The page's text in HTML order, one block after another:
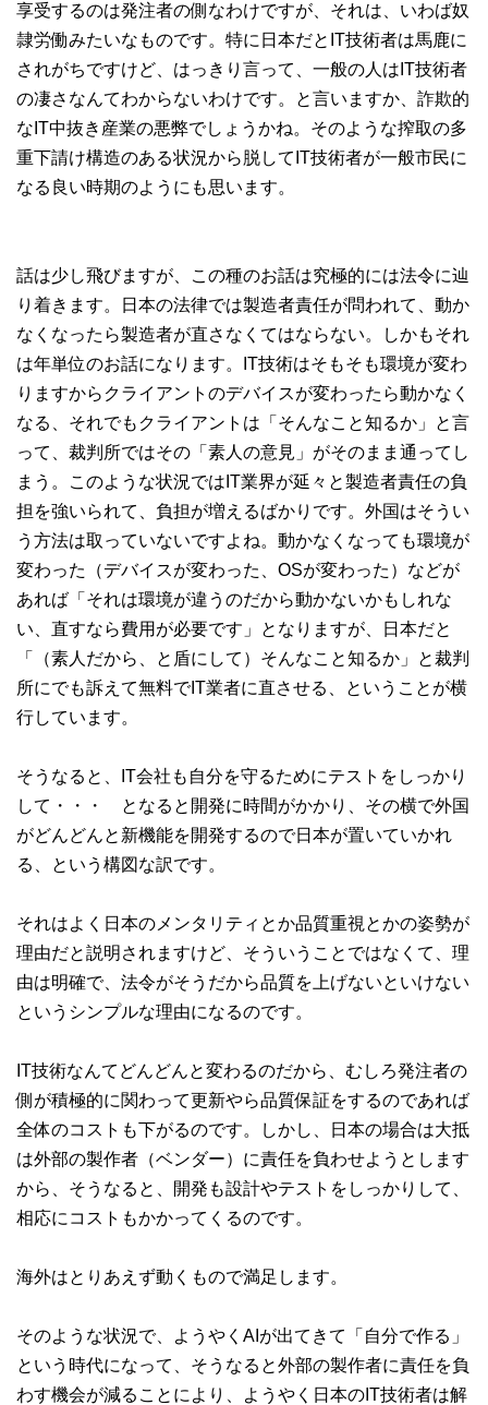
享受するのは発注者の側なわけですが、それは、いわば奴
隷労働みたいなものです。特に日本だとIT技術者は馬鹿に
されがちですけど、はっきり言って、一般の人はIT技術者
の凄さなんてわからないわけです。と言いますか、詐欺的
なIT中抜き産業の悪弊でしょうかね。そのような搾取の多
重下請け構造のある状況から脱してIT技術者が一般市民に
なる良い時期のようにも思います。
話は少し飛びますが、この種のお話は究極的には法令に辿
り着きます。日本の法律では製造者責任が問われて、動か
なくなったら製造者が直さなくてはならない。しかもそれ
は年単位のお話になります。IT技術はそもそも環境が変わ
りますからクライアントのデバイスが変わったら動かなく
なる、それでもクライアントは「そんなこと知るか」と言
って、裁判所ではその「素人の意見」がそのまま通ってし
まう。このような状況ではIT業界が延々と製造者責任の負
担を強いられて、負担が増えるばかりです。外国はそうい
う方法は取っていないですよね。動かなくなっても環境が
変わった（デバイスが変わった、OSが変わった）などが
あれば「それは環境が違うのだから動かないかもしれな
い、直すなら費用が必要です」となりますが、日本だと
「（素人だから、と盾にして）そんなこと知るか」と裁判
所にでも訴えて無料でIT業者に直させる、ということが横
行しています。
そうなると、IT会社も自分を守るためにテストをしっかり
して・・・ となると開発に時間がかかり、その横で外国
がどんどんと新機能を開発するので日本が置いていかれ
る、という構図な訳です。
それはよく日本のメンタリティとか品質重視とかの姿勢が
理由だと説明されますけど、そういうことではなくて、理
由は明確で、法令がそうだから品質を上げないといけない
というシンプルな理由になるのです。
IT技術なんてどんどんと変わるのだから、むしろ発注者の
側が積極的に関わって更新やら品質保証をするのであれば
全体のコストも下がるのです。しかし、日本の場合は大抵
は外部の製作者（ベンダー）に責任を負わせようとします
から、そうなると、開発も設計やテストをしっかりして、
相応にコストもかかってくるのです。
海外はとりあえず動くもので満足します。
そのような状況で、ようやくAIが出てきて「自分で作る」
という時代になって、そうなると外部の製作者に責任を負
わす機会が減ることにより、ようやく日本のIT技術者は解